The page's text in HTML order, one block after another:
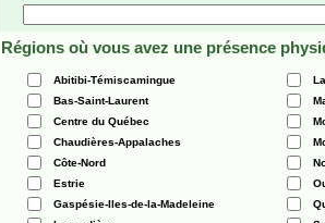
Régions où vous avez une présence
Abitibi-Témiscamingue
Bas-Saint-Laurent
Centre du Québec
Chaudières-Appalaches
Côte-Nord
Estrie
Gaspésie-Iles-de-la-Madeleine